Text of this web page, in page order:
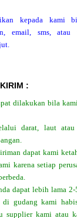
kepada kami
email, sms,
:
dilakukan bila
darat, laut atau
dapat kami
karena setiap
dapat lebih lama
gudang kami
supplier kami atau